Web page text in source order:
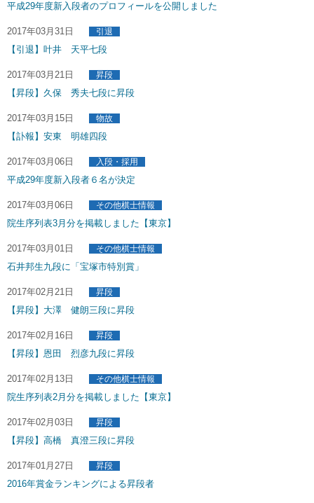
平成29年度新入段者のプロフィールを公開しました
2017年03月31日 引退
【引退】叶井 天平七段
2017年03月21日 昇段
【昇段】久保 秀夫七段に昇段
2017年03月15日 物故
【訃報】安東 明雄四段
2017年03月06日 入段・採用
平成29年度新入段者６名が決定
2017年03月06日 その他棋士情報
院生序列表3月分を掲載しました【東京】
2017年03月01日 その他棋士情報
石井邦生九段に「宝塚市特別賞」
2017年02月21日 昇段
【昇段】大澤 健朗三段に昇段
2017年02月16日 昇段
【昇段】恩田 烈彦九段に昇段
2017年02月13日 その他棋士情報
院生序列表2月分を掲載しました【東京】
2017年02月03日 昇段
【昇段】高橋 真澄三段に昇段
2017年01月27日 昇段
2016年賞金ランキングによる昇段者